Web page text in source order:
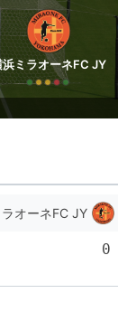
浜ミラオーネFC JY
オーネFC JY
0